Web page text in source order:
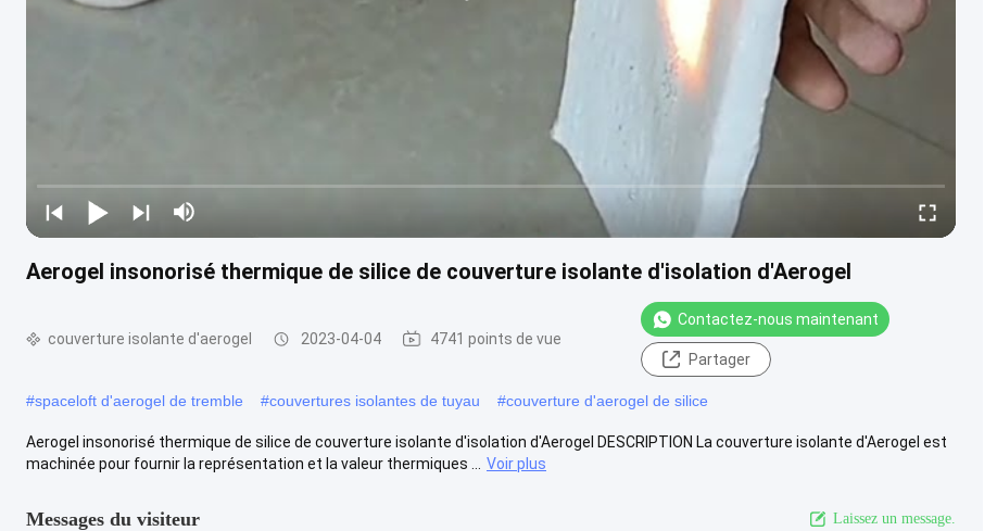
Aerogel insonorisé thermique de silice de couverture isolante d'isolation d'Aerogel
couverture isolante d'aerogel 2023-04-04 4741 points de vue
Contactez-nous maintenant
Partager
#spaceloft d'aerogel de tremble #couvertures isolantes de tuyau #couverture d'aerogel de silice
Aerogel insonorisé thermique de silice de couverture isolante d'isolation d'Aerogel DESCRIPTION La couverture isolante d'Aerogel est
machinée pour fournir la représentation et la valeur thermiques ...
Voir plus
Messages du visiteur Laissez un message.